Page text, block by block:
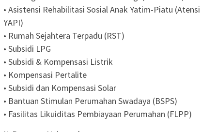
• Asistensi Rehabilitasi Sosial Anak Yatim-Piatu (Atensi
YAPI)
• Rumah Sejahtera Terpadu (RST)
• Subsidi LPG
• Subsidi & Kompensasi Listrik
• Kompensasi Pertalite
• Subsidi dan Kompensasi Solar
• Bantuan Stimulan Perumahan Swadaya (BSPS)
• Fasilitas Likuiditas Pembiayaan Perumahan (FLPP)